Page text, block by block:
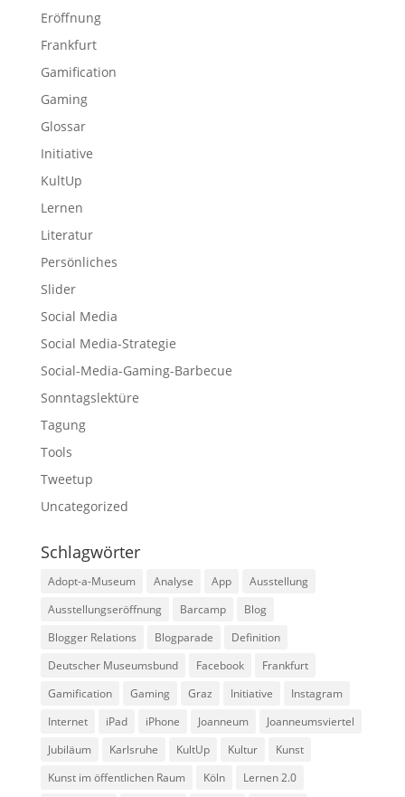
Eröffnung
Frankfurt
Gamification
Gaming
Glossar
Initiative
KultUp
Lernen
Literatur
Persönliches
Slider
Social Media
Social Media-Strategie
Social-Media-Gaming-Barbecue
Sonntagslektüre
Tagung
Tools
Tweetup
Uncategorized
Schlagwörter
Adopt-a-Museum Analyse App
Ausstellung
Ausstellungseröffnung
Barcamp
Blog
Blogger Relations
Blogparade
Definition
Deutscher Museumsbund
Facebook
Frankfurt
Gamification
Gaming Graz Initiative
Instagram
Internet
iPad iPhone Joanneum
Joanneumsviertel
Jubiläum
Karlsruhe KultUp Kultur
Kunst
Kunst im öffentlichen Raum
Köln
Lernen 2.0